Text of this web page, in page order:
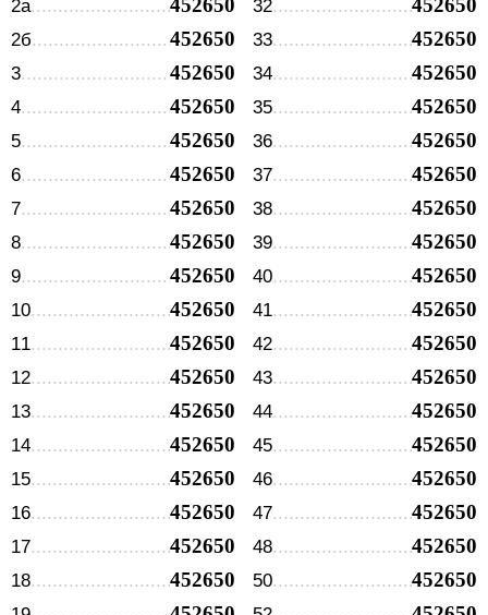
2а 452650
2б 452650
3 452650
4 452650
5 452650
6 452650
7 452650
8 452650
9 452650
10 452650
11 452650
12 452650
13 452650
14 452650
15 452650
16 452650
17 452650
18 452650
32 452650
33 452650
34 452650
35 452650
36 452650
37 452650
38 452650
39 452650
40 452650
41 452650
42 452650
43 452650
44 452650
45 452650
46 452650
47 452650
48 452650
50 452650